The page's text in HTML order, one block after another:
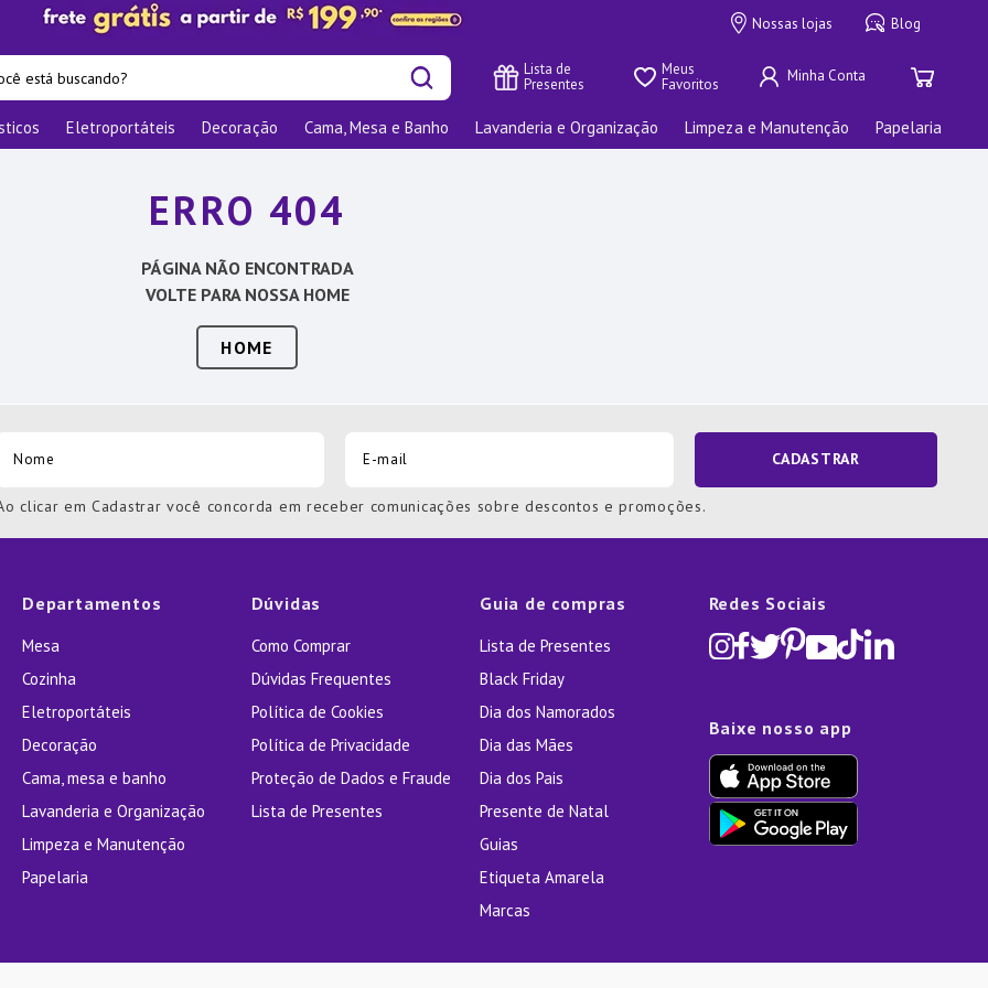
Nossas lojas Blog
está buscando?
Lista de
Presentes
Meus
Favoritos
Eletroportáteis Decoração Cama, Mesa e Banho Lavanderia e Organização Limpeza e Manutenção Papelaria
ERRO 404
PÁGINA NÃO ENCONTRADA
VOLTE PARA NOSSA HOME
HOME
CADASTRAR
clicar em Cadastrar você concorda em receber comunicações sobre descontos e promoções.
Departamentos
Mesa
Cozinha
Eletroportáteis
Decoração
Cama, mesa e banho
Lavanderia e Organização
Limpeza e Manutenção
Papelaria
Dúvidas
Como Comprar
Dúvidas Frequentes
Política de Cookies
Política de Privacidade
Proteção de Dados e Fraude
Lista de Presentes
Guia de compras
Lista de Presentes
Black Friday
Dia dos Namorados
Dia das Mães
Dia dos Pais
Presente de Natal
Guias
Etiqueta Amarela
Marcas
Redes Sociais
Baixe nosso app
buscados